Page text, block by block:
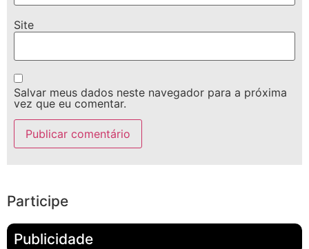
Site
Salvar meus dados neste navegador para a próxima
vez que eu comentar.
Participe
Publicidade